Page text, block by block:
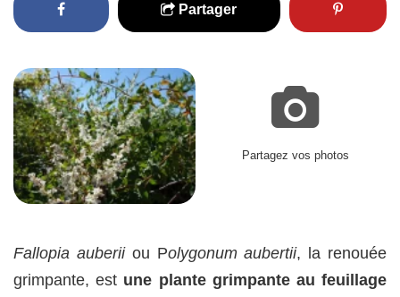
Partager
Partagez vos photos
Fallopia auberiiou Polygonum aubertii, la renouée
grimpante, est une plante grimpante au feuillage